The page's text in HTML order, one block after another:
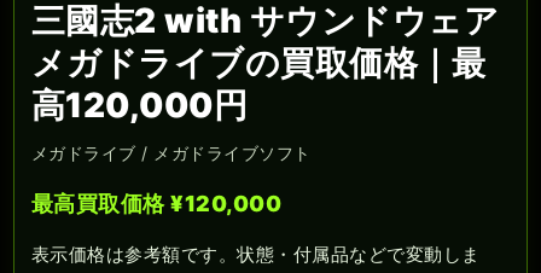
三國志2 with サウンドウェア
メガドライブの買取価格｜最
高120,000円
メガドライブ / メガドライブソフト
最高買取価格 ¥120,000
表示価格は参考額です。状態・付属品などで変動しま